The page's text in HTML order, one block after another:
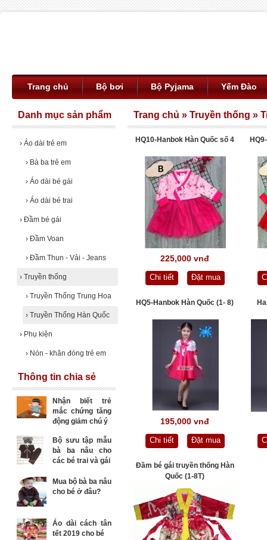
HQ10-Hanbok Hàn Quốc số 4
225,000 vnđ
Chi tiết Đặt mua
HQ5-Hanbok Hàn Quốc (1- 8)
195,000 vnđ
Chi tiết Đặt mua
Đầm bé gái truyền thống Hàn
Quốc (1-8T)
Trang chủ » Truyền thống »
Danh mục sản phẩm
› Áo dài trẻ em
› Bà ba trẻ em
› Áo dài bé gái
› Áo dài bé trai
› Đầm bé gái
› Đầm Voan
› Đầm Thun - Vải - Jeans
› Truyền thống
› Truyền Thống Trung Hoa
› Truyền Thống Hàn Quốc
› Phụ kiện
› Nón - khăn đóng trẻ em
Thông tin chia sẻ
Nhận biết trẻ
mắc chứng tăng
động giảm chú ý
Bộ sưu tập mẫu
bà ba nâu cho
các bé trai và gái
Mua bộ bà ba nâu
cho bé ở đâu?
Áo dài cách tân
tết 2019 cho bé
Trang chủ Bộ bơi Bộ Pyjama Yếm Đào